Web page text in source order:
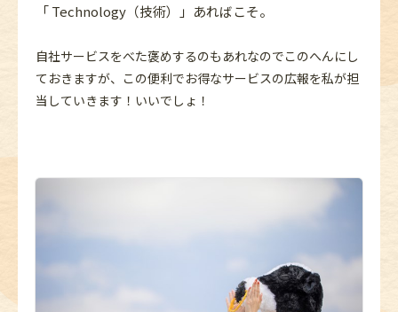
「 Technology（技術）」あればこそ。
自社サービスをべた褒めするのもあれなのでこのへんにし
ておきますが、この便利でお得なサービスの広報を私が担
当していきます！いいでしょ！